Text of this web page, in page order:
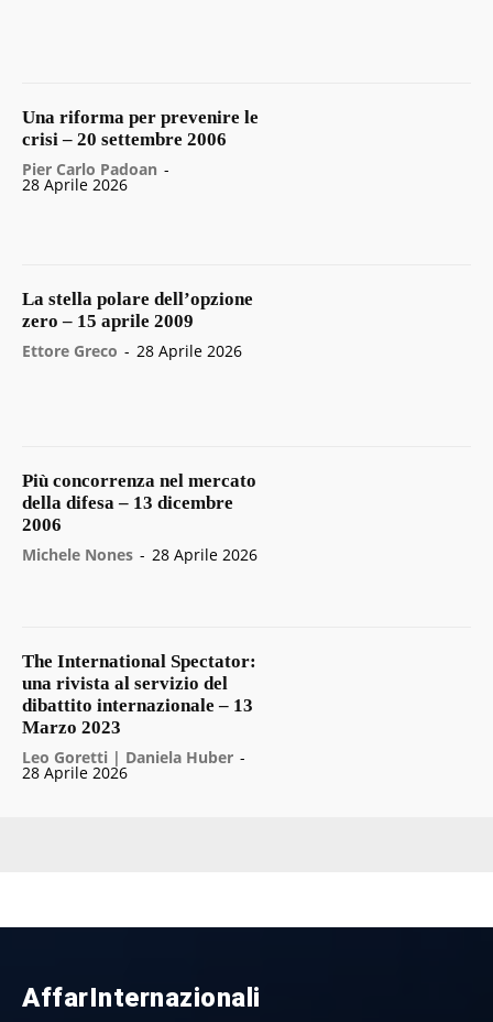
Una riforma per prevenire le
crisi – 20 settembre 2006
Pier Carlo Padoan -
28 Aprile 2026
La stella polare dell’opzione
zero – 15 aprile 2009
Ettore Greco - 28 Aprile 2026
Più concorrenza nel mercato
della difesa – 13 dicembre
2006
Michele Nones - 28 Aprile 2026
The International Spectator:
una rivista al servizio del
dibattito internazionale – 13
Marzo 2023
Leo Goretti | Daniela Huber -
28 Aprile 2026
AffarInternazionali